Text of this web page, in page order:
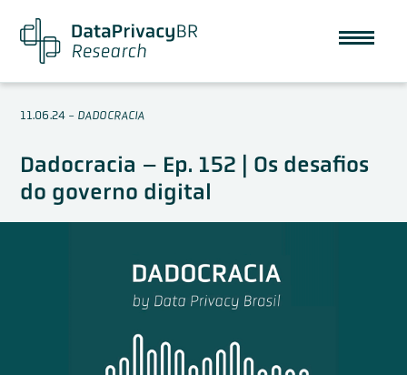
11.06.24- DADOCRACIA
Dadocracia – Ep. 152 | Os desafios
do governo digital